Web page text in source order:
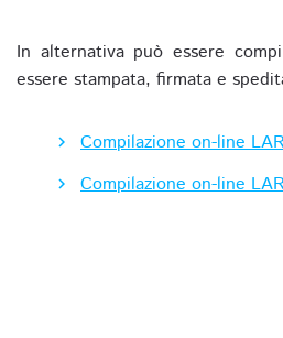
In alternativa può essere
essere stampata, firmata e
Compilazione on-line
Compilazione on-line